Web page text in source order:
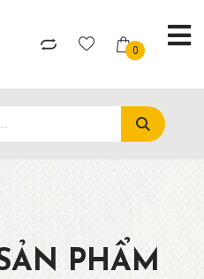
0
PHẨM